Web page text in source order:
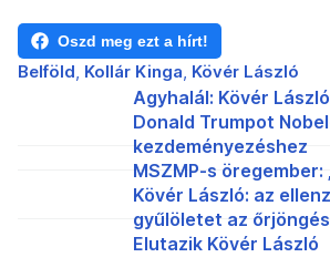
Oszd meg ezt a hírt!
Belföld Kollár Kinga Kövér László
Agyhalál: Kövér
Donald Trumpot
kezdeményezéshez
MSZMP-s öregember:
Kövér László: az
gyűlöletet az
Elutazik Kövér László